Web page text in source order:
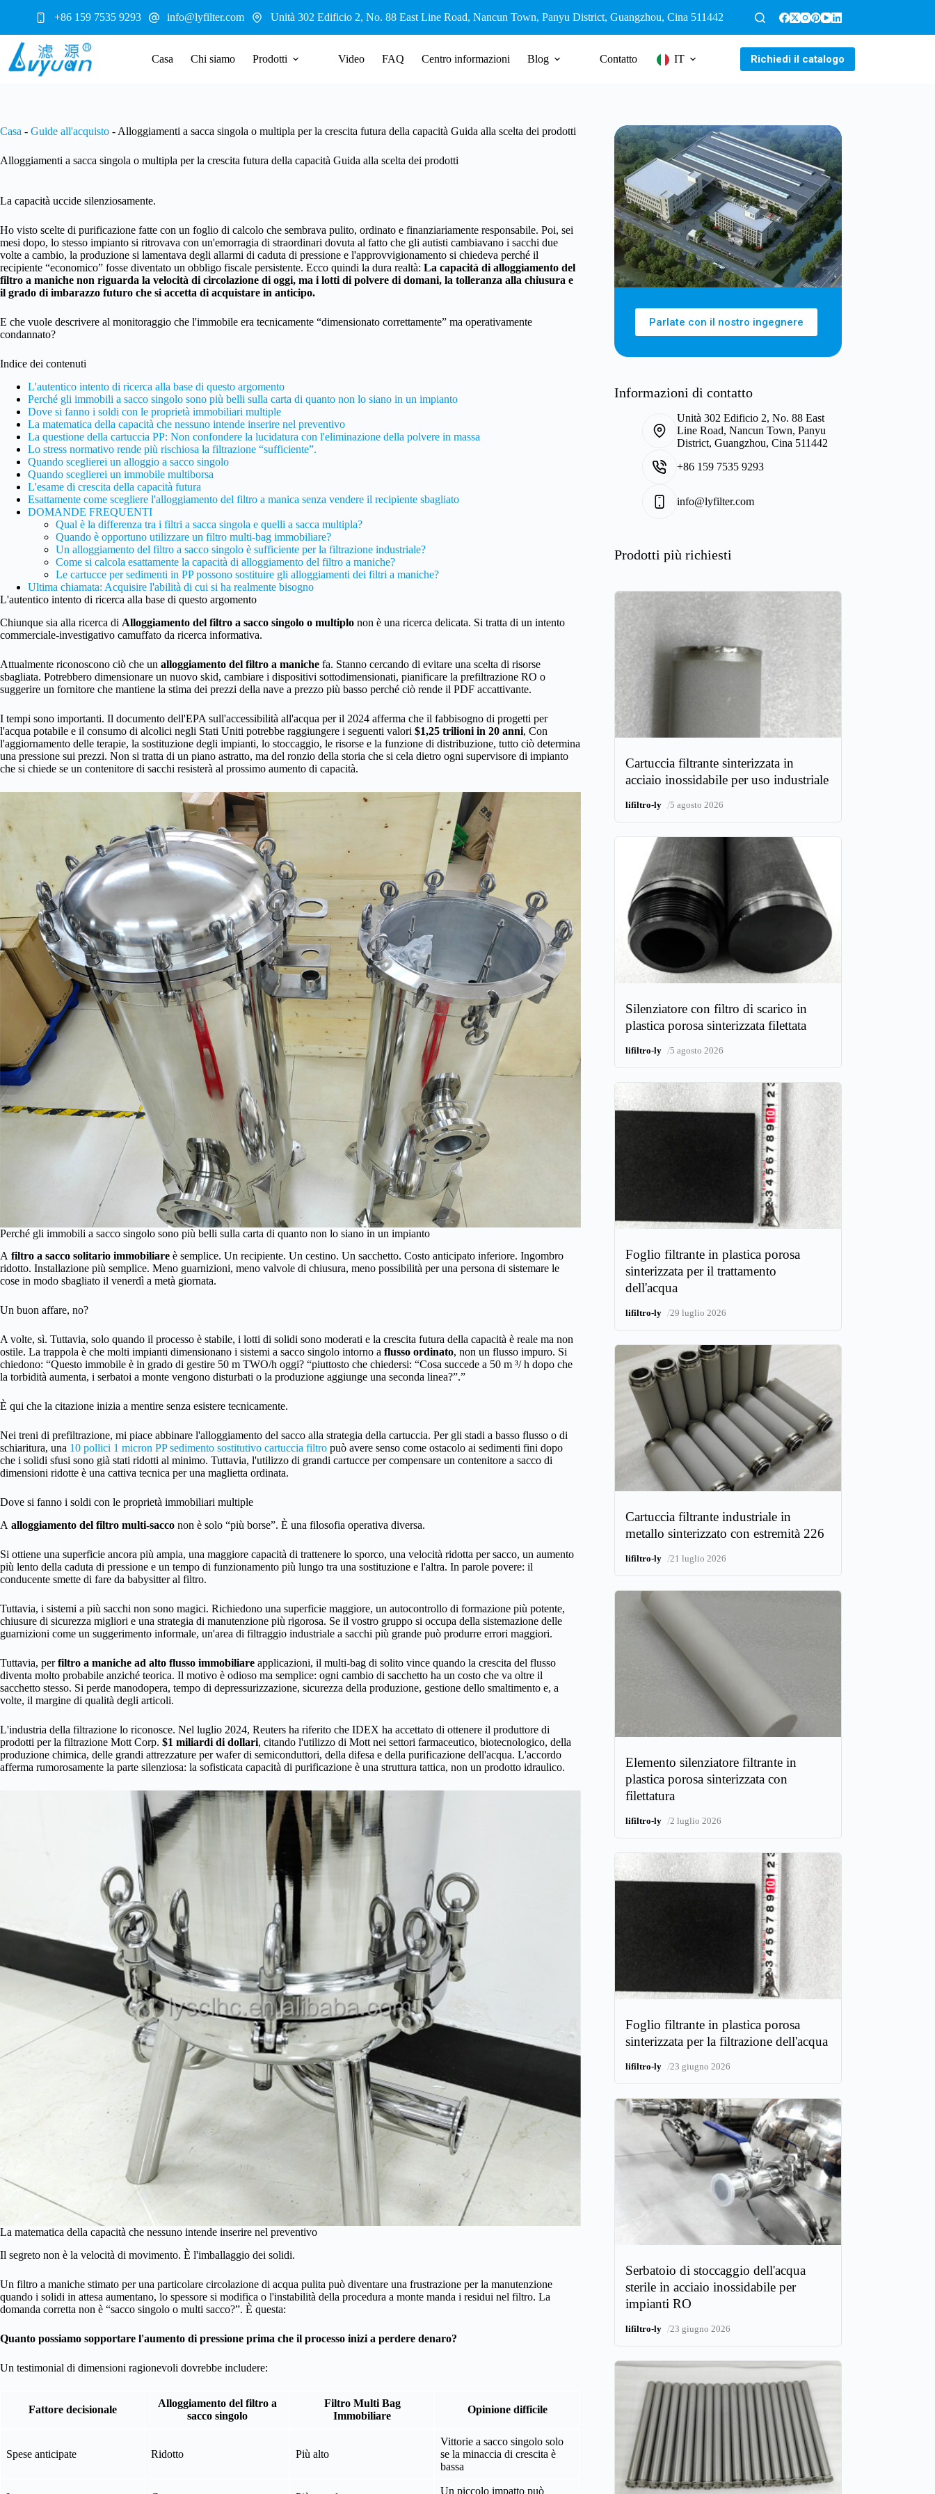
+86 159 7535 9293 info@lyfilter.com Unità 302 Edificio 2, No. 88 East Line Road, Nancun Town, Panyu District, Guangzhou, Cina 511442
Casa Chi siamo Prodotti Video FAQ Centro informazioni Blog Contatto IT Richiedi il catalogo
Casa - Guide all'acquisto - Alloggiamenti a sacca singola o multipla per la crescita futura della capacità Guida alla scelta dei prodotti
Alloggiamenti a sacca singola o multipla per la crescita futura della capacità Guida alla scelta dei prodotti
La capacità uccide silenziosamente.
Ho visto scelte di purificazione fatte con un foglio di calcolo che sembrava pulito, ordinato e finanziariamente responsabile. Poi, sei
mesi dopo, lo stesso impianto si ritrovava con un'emorragia di straordinari dovuta al fatto che gli autisti cambiavano i sacchi due
volte a cambio, la produzione si lamentava degli allarmi di caduta di pressione e l'approvvigionamento si chiedeva perché il
recipiente “economico” fosse diventato un obbligo fiscale persistente. Ecco quindi la dura realtà: La capacità di alloggiamento del
filtro a maniche non riguarda la velocità di circolazione di oggi, ma i lotti di polvere di domani, la tolleranza alla chiusura e
il grado di imbarazzo futuro che si accetta di acquistare in anticipo.
E che vuole descrivere al monitoraggio che l'immobile era tecnicamente “dimensionato correttamente” ma operativamente
condannato?
Indice dei contenuti
L'autentico intento di ricerca alla base di questo argomento
Perché gli immobili a sacco singolo sono più belli sulla carta di quanto non lo siano in un impianto
Dove si fanno i soldi con le proprietà immobiliari multiple
La matematica della capacità che nessuno intende inserire nel preventivo
La questione della cartuccia PP: Non confondere la lucidatura con l'eliminazione della polvere in massa
Lo stress normativo rende più rischiosa la filtrazione “sufficiente”.
Quando sceglierei un alloggio a sacco singolo
Quando sceglierei un immobile multiborsa
L'esame di crescita della capacità futura
Esattamente come scegliere l'alloggiamento del filtro a manica senza vendere il recipiente sbagliato
DOMANDE FREQUENTI
Qual è la differenza tra i filtri a sacca singola e quelli a sacca multipla?
Quando è opportuno utilizzare un filtro multi-bag immobiliare?
Un alloggiamento del filtro a sacco singolo è sufficiente per la filtrazione industriale?
Come si calcola esattamente la capacità di alloggiamento del filtro a maniche?
Le cartucce per sedimenti in PP possono sostituire gli alloggiamenti dei filtri a maniche?
Ultima chiamata: Acquisire l'abilità di cui si ha realmente bisogno
L'autentico intento di ricerca alla base di questo argomento
Chiunque sia alla ricerca di Alloggiamento del filtro a sacco singolo o multiplo non è una ricerca delicata. Si tratta di un intento
commerciale-investigativo camuffato da ricerca informativa.
Attualmente riconoscono ciò che un alloggiamento del filtro a maniche fa. Stanno cercando di evitare una scelta di risorse
sbagliata. Potrebbero dimensionare un nuovo skid, cambiare i dispositivi sottodimensionati, pianificare la prefiltrazione RO o
suggerire un fornitore che mantiene la stima dei prezzi della nave a prezzo più basso perché ciò rende il PDF accattivante.
I tempi sono importanti. Il documento dell'EPA sull'accessibilità all'acqua per il 2024 afferma che il fabbisogno di progetti per
l'acqua potabile e il consumo di alcolici negli Stati Uniti potrebbe raggiungere i seguenti valori $1,25 trilioni in 20 anni, Con
l'aggiornamento delle terapie, la sostituzione degli impianti, lo stoccaggio, le risorse e la funzione di distribuzione, tutto ciò determina
una pressione sui prezzi. Non si tratta di un piano astratto, ma del ronzio della storia che si cela dietro ogni supervisore di impianto
che si chiede se un contenitore di sacchi resisterà al prossimo aumento di capacità.
Perché gli immobili a sacco singolo sono più belli sulla carta di quanto non lo siano in un impianto
A filtro a sacco solitario immobiliare è semplice. Un recipiente. Un cestino. Un sacchetto. Costo anticipato inferiore. Ingombro
ridotto. Installazione più semplice. Meno guarnizioni, meno valvole di chiusura, meno possibilità per una persona di sistemare le
cose in modo sbagliato il venerdì a metà giornata.
Un buon affare, no?
A volte, sì. Tuttavia, solo quando il processo è stabile, i lotti di solidi sono moderati e la crescita futura della capacità è reale ma non
ostile. La trappola è che molti impianti dimensionano i sistemi a sacco singolo intorno a flusso ordinato, non un flusso impuro. Si
chiedono: “Questo immobile è in grado di gestire 50 m TWO/h oggi? “piuttosto che chiedersi: “Cosa succede a 50 m ³/ h dopo che
la torbidità aumenta, i serbatoi a monte vengono disturbati o la produzione aggiunge una seconda linea?”.”
È qui che la citazione inizia a mentire senza esistere tecnicamente.
Nei treni di prefiltrazione, mi piace abbinare l'alloggiamento del sacco alla strategia della cartuccia. Per gli stadi a basso flusso o di
schiaritura, una 10 pollici 1 micron PP sedimento sostitutivo cartuccia filtro può avere senso come ostacolo ai sedimenti fini dopo
che i solidi sfusi sono già stati ridotti al minimo. Tuttavia, l'utilizzo di grandi cartucce per compensare un contenitore a sacco di
dimensioni ridotte è una cattiva tecnica per una maglietta ordinata.
Dove si fanno i soldi con le proprietà immobiliari multiple
A alloggiamento del filtro multi-sacco non è solo “più borse”. È una filosofia operativa diversa.
Si ottiene una superficie ancora più ampia, una maggiore capacità di trattenere lo sporco, una velocità ridotta per sacco, un aumento
più lento della caduta di pressione e un tempo di funzionamento più lungo tra una sostituzione e l'altra. In parole povere: il
conducente smette di fare da babysitter al filtro.
Tuttavia, i sistemi a più sacchi non sono magici. Richiedono una superficie maggiore, un autocontrollo di formazione più potente,
chiusure di sicurezza migliori e una strategia di manutenzione più rigorosa. Se il vostro gruppo si occupa della sistemazione delle
guarnizioni come un suggerimento informale, un'area di filtraggio industriale a sacchi più grande può produrre errori maggiori.
Tuttavia, perfiltro a maniche ad alto flusso immobiliare applicazioni, il multi-bag di solito vince quando la crescita del flusso
diventa molto probabile anziché teorica. Il motivo è odioso ma semplice: ogni cambio di sacchetto ha un costo che va oltre il
sacchetto stesso. Si perde manodopera, tempo di depressurizzazione, sicurezza della produzione, gestione dello smaltimento e, a
volte, il margine di qualità degli articoli.
L'industria della filtrazione lo riconosce. Nel luglio 2024, Reuters ha riferito che IDEX ha accettato di ottenere il produttore di
prodotti per la filtrazione Mott Corp. $1 miliardi di dollari, citando l'utilizzo di Mott nei settori farmaceutico, biotecnologico, della
produzione chimica, delle grandi attrezzature per wafer di semiconduttori, della difesa e della purificazione dell'acqua. L'accordo
afferma rumorosamente la parte silenziosa: la sofisticata capacità di purificazione è una struttura tattica, non un prodotto idraulico.
La matematica della capacità che nessuno intende inserire nel preventivo
Il segreto non è la velocità di movimento. È l'imballaggio dei solidi.
Un filtro a maniche stimato per una particolare circolazione di acqua pulita può diventare una frustrazione per la manutenzione
quando i solidi in attesa aumentano, lo spessore si modifica o l'instabilità della procedura a monte manda i residui nel filtro. La
domanda corretta non è “sacco singolo o multi sacco?”. È questa:
Quanto possiamo sopportare l'aumento di pressione prima che il processo inizi a perdere denaro?
Un testimonial di dimensioni ragionevoli dovrebbe includere:
Fattore decisionale
Alloggiamento del filtro a
sacco singolo
Filtro Multi Bag
Immobiliare
Opinione difficile
Spese anticipate Ridotto Più alto
Vittorie a sacco singolo solo
se la minaccia di crescita è
bassa
Un piccolo impatto può
Parlate con il nostro ingegnere
Informazioni di contatto
Unità 302 Edificio 2, No. 88 East
Line Road, Nancun Town, Panyu
District, Guangzhou, Cina 511442
+86 159 7535 9293
info@lyfilter.com
Prodotti più richiesti
Cartuccia filtrante sinterizzata in
acciaio inossidabile per uso industriale
lifiltro-ly /5 agosto 2026
Silenziatore con filtro di scarico in
plastica porosa sinterizzata filettata
lifiltro-ly /5 agosto 2026
Foglio filtrante in plastica porosa
sinterizzata per il trattamento
dell'acqua
lifiltro-ly /29 luglio 2026
Cartuccia filtrante industriale in
metallo sinterizzato con estremità 226
lifiltro-ly /21 luglio 2026
Elemento silenziatore filtrante in
plastica porosa sinterizzata con
filettatura
lifiltro-ly /2 luglio 2026
Foglio filtrante in plastica porosa
sinterizzata per la filtrazione dell'acqua
lifiltro-ly /23 giugno 2026
Serbatoio di stoccaggio dell'acqua
sterile in acciaio inossidabile per
impianti RO
lifiltro-ly /23 giugno 2026